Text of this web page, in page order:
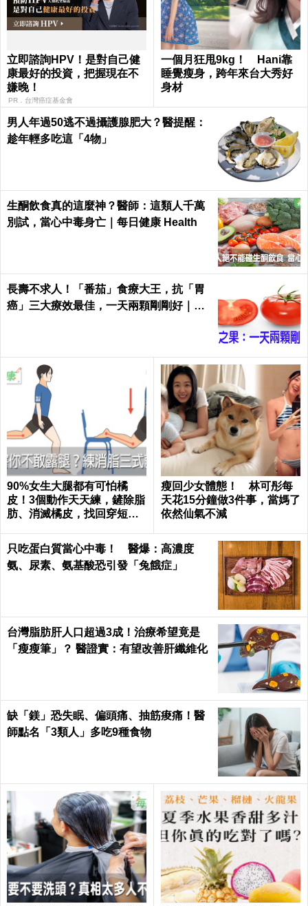
立即諮詢HPV！是對自己健
康最好的投資，把握現在不
嫌晚！
PR．台灣癌症基金會
一個月狂甩9kg！ Hani靠
睡覺瘦身，跨年來台大秀好
身材
男人年過50逃不過攝護腺肥大？醫提醒：
趁年輕多吃這「4物」
生酮飲食真的這麼神？醫師：這類人千萬
別試，當心中毒身亡｜每日健康 Health
長壽不求人！「番茄」食療大王，抗「胃
癌」三大療效最佳，一天兩顆剛剛好｜每
90%女生大腿都有可怕橘
皮！3個動作天天練，鏟除脂
肪、消滅橘皮，找回穿短褲
瘦回少女體態！ 林可彤每
天花15分鐘做3件事，當媽了
依然仙氣不減
只吃蛋白質當心中毒！ 醫爆：高濃度
氨、尿素、氨基酸恐引發「兔餓症」
台灣脂肪肝人口超過3成！治療希望竟是
「瘦瘦筆」？ 醫證實：有望改善肝纖維化
缺「鎂」恐失眠、偏頭痛、抽筋痠痛！醫
師點名「3類人」多吃9種食物